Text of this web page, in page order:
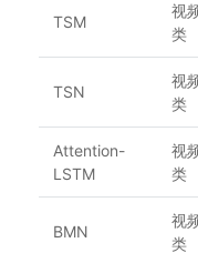
TSM
视
类
TSN
视
类
Attention-
LSTM
视
类
BMN
视
类